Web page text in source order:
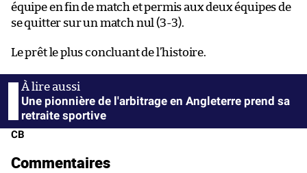
équipe en fin de match et permis aux deux équipes de
se quitter sur un match nul (3-3).
Le prêt le plus concluant de l’histoire.
Une pionnière de l'arbitrage en Angleterre prend sa
retraite sportive
CB
Commentaires